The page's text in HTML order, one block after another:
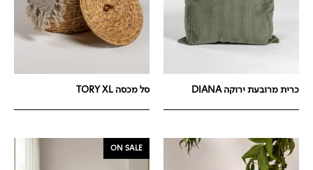
כרית מרובעת ירוקה DIANA סל מכסה TORY XL
ON SALE